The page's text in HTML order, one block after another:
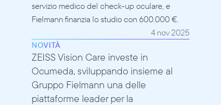
servizio medico del check-up oculare, e
Fielmann finanzia lo studio con 600.000 €.
4 nov 2025
NOVITÀ
ZEISS Vision Care investe in
Ocumeda, sviluppando insieme al
Gruppo Fielmann una delle
piattaforme leader per la